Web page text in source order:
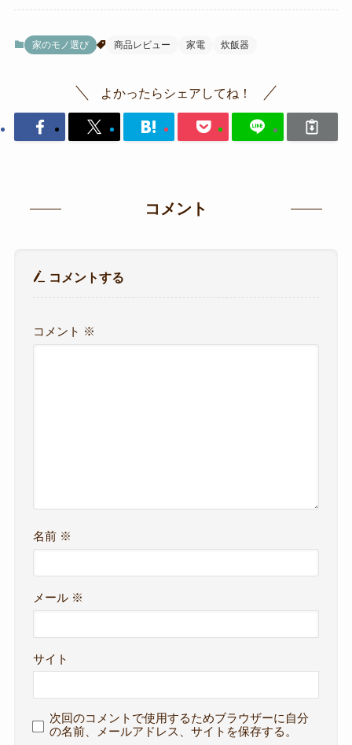
家のモノ選び 商品レビュー 家電 炊飯器
よかったらシェアしてね！
コメント
コメントする
コメント ※
名前 ※
メール ※
サイト
次回のコメントで使用するためブラウザーに自分
の名前、メールアドレス、サイトを保存する。